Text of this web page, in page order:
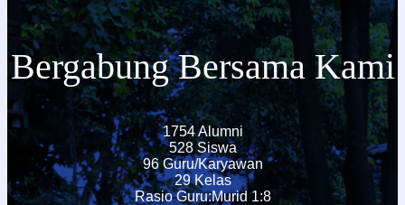
Bergabung Bersama Kami
1754 Alumni
528 Siswa
96 Guru/Karyawan
29 Kelas
Rasio Guru:Murid 1:8